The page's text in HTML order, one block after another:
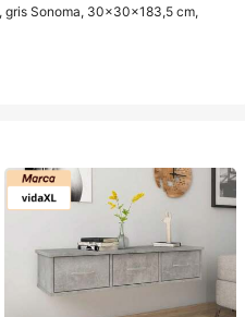
gris Sonoma, 30x30x183,5 cm,